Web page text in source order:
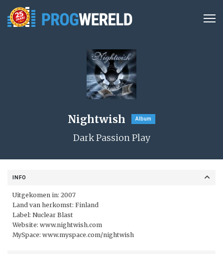
Nightwish Album
Dark Passion Play
INFO
Uitgekomen in: 2007
Land van herkomst: Finland
Label: Nuclear Blast
Website: www.nightwish.com
MySpace: www.myspace.com/nightwish